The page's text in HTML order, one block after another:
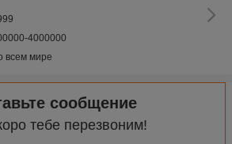
4000000
всем мире
сообщение
тебе перезвоним!
горизонтальный стандарт GMP
Eco содружественная
волдыря Алу Алу капсулы ДПП-140Э
того чтобы указать машина упаковки